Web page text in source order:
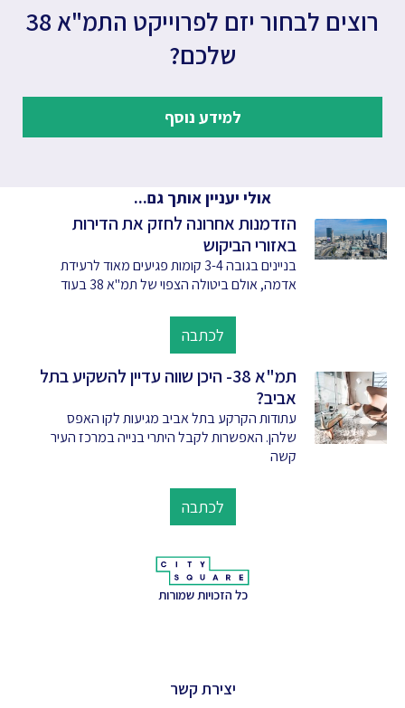
רוצים לבחור יזם לפרוייקט התמ"א 38
שלכם?
למידע נוסף
אולי יעניין אותך גם...
הזדמנות אחרונה לחזק את הדירות
באזורי הביקוש
בניינים בגובה 3-4 קומות פגיעים מאוד לרעידת
אדמה, אולם ביטולה הצפוי של תמ"א 38 בעוד
לכתבה
תמ"א 38- היכן שווה עדיין להשקיע בתל
אביב?
עתודות הקרקע בתל אביב מגיעות לקו האפס
שלהן. האפשרות לקבל היתרי בנייה במרכז העיר
קשה
לכתבה
כל הזכויות שמורות
יצירת קשר